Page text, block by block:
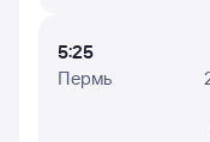
5:25
Пермь